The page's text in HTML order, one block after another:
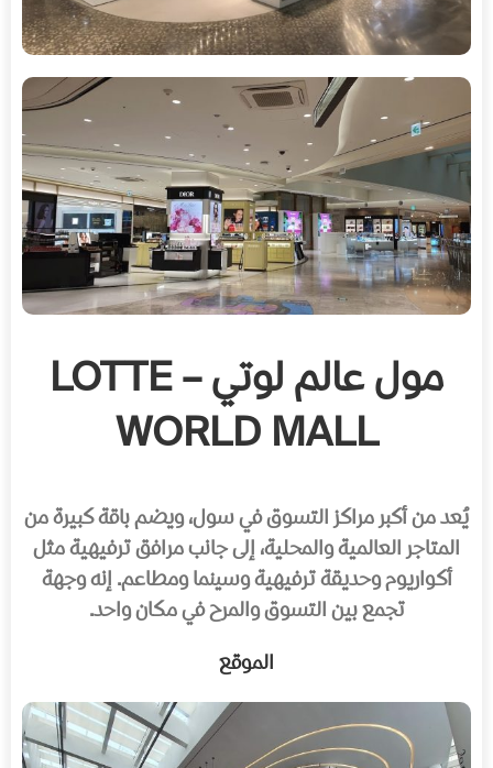
مول عالم لوتي – LOTTE
WORLD MALL
يُعد من أكبر مراكز التسوق في سول، ويضم باقة كبيرة من
المتاجر العالمية والمحلية، إلى جانب مرافق ترفيهية مثل
أكواريوم وحديقة ترفيهية وسينما ومطاعم. إنه وجهة
تجمع بين التسوق والمرح في مكان واحد.
الموقع